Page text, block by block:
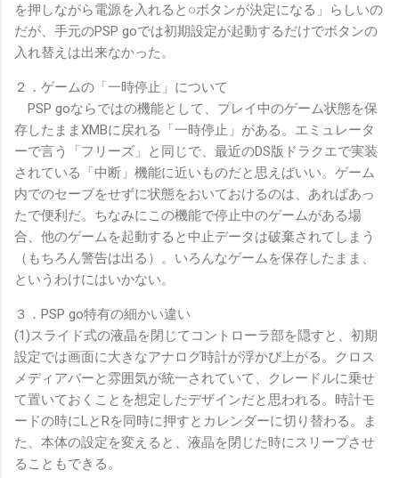
を押しながら電源を入れると○ボタンが決定になる」らしいの
だが、手元のPSP goでは初期設定が起動するだけでボタンの
入れ替えは出来なかった。
２．ゲームの「一時停止」について
PSP goならではの機能として、プレイ中のゲーム状態を保
存したままXMBに戻れる「一時停止」がある。エミュレータ
ーで言う「フリーズ」と同じで、最近のDS版ドラクエで実装
されている「中断」機能に近いものだと思えばいい。ゲーム
内でのセーブをせずに状態をおいておけるのは、あればあっ
たで便利だ。ちなみにこの機能で停止中のゲームがある場
合、他のゲームを起動すると中止データは破棄されてしまう
（もちろん警告は出る）。いろんなゲームを保存したまま、
というわけにはいかない。
３．PSP go特有の細かい違い
(1)スライド式の液晶を閉じてコントローラ部を隠すと、初期
設定では画面に大きなアナログ時計が浮かび上がる。クロス
メディアバーと雰囲気が統一されていて、クレードルに乗せ
て置いておくことを想定したデザインだと思われる。時計モ
ードの時にLとRを同時に押すとカレンダーに切り替わる。ま
た、本体の設定を変えると、液晶を閉じた時にスリープさせ
ることもできる。